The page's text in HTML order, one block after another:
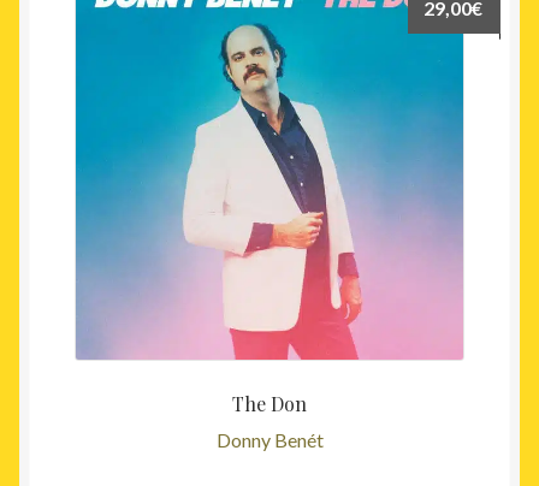
The Don
Donny Benét
29,00€